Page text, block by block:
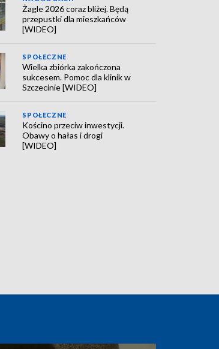
Żagle 2026 coraz bliżej. Będą
przepustki dla mieszkańców
[WIDEO]
SPOŁECZNE
Wielka zbiórka zakończona
sukcesem. Pomoc dla klinik w
Szczecinie [WIDEO]
SPOŁECZNE
Kościno przeciw inwestycji.
Obawy o hałas i drogi
[WIDEO]